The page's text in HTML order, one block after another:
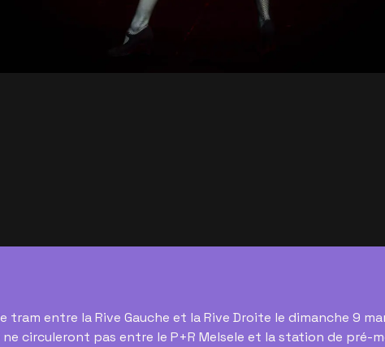
tram entre la Rive Gauche et la Rive Droite le dimanche 9
ne circuleront pas entre le P+R Melsele et la station de pré-